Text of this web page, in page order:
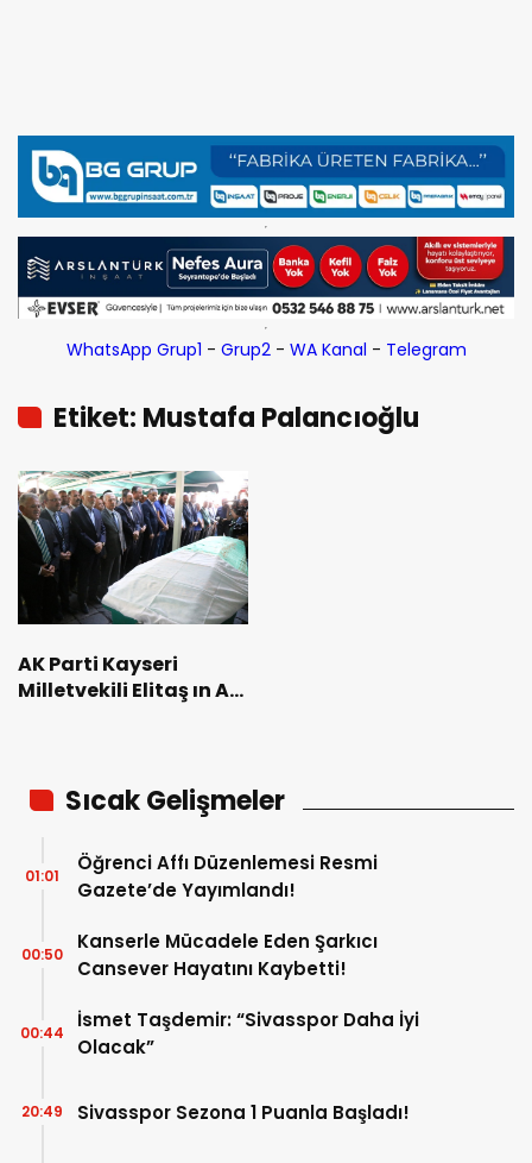
WhatsApp Grup1 - Grup2- WA Kanal - Telegram
Etiket: Mustafa Palancıoğlu
AK Parti Kayseri
Milletvekili Elitaş ın Acı
Sıcak Gelişmeler
Öğrenci Affı Düzenlemesi Resmi
Gazete’de Yayımlandı!
01:01
Kanserle Mücadele Eden Şarkıcı
Cansever Hayatını Kaybetti!
00:50
İsmet Taşdemir: “Sivasspor Daha İyi
Olacak”
00:44
Sivasspor Sezona 1 Puanla Başladı!
20:49